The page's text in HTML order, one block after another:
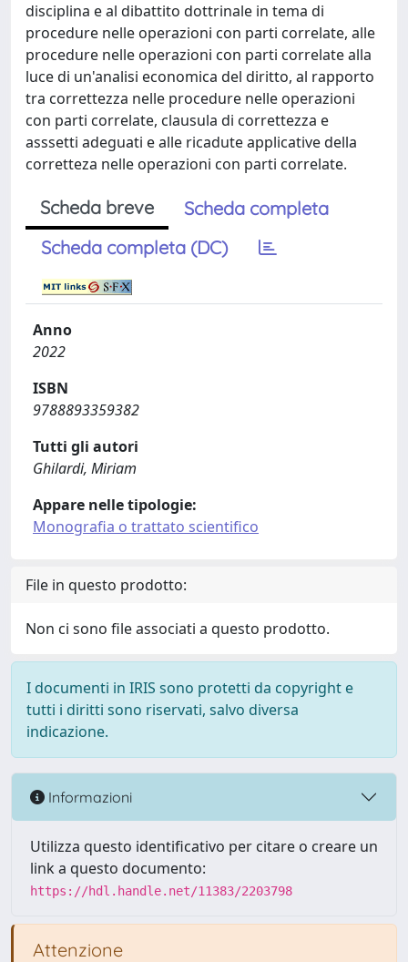
disciplina e al dibattito dottrinale in tema di
procedure nelle operazioni con parti correlate, alle
procedure nelle operazioni con parti correlate alla
luce di un'analisi economica del diritto, al rapporto
tra correttezza nelle procedure nelle operazioni
con parti correlate, clausula di correttezza e
asssetti adeguati e alle ricadute applicative della
corretteza nelle operazioni con parti correlate.
Scheda breve
Scheda completa
Scheda completa (DC)
Anno
2022
ISBN
9788893359382
Tutti gli autori
Ghilardi, Miriam
Appare nelle tipologie:
Monografia o trattato scientifico
File in questo prodotto:
Non ci sono file associati a questo prodotto.
I documenti in IRIS sono protetti da copyright e
tutti i diritti sono riservati, salvo diversa
indicazione.
Informazioni
Utilizza questo identificativo per citare o creare un
link a questo documento:
https://hdl.handle.net/11383/2203798
Attenzione